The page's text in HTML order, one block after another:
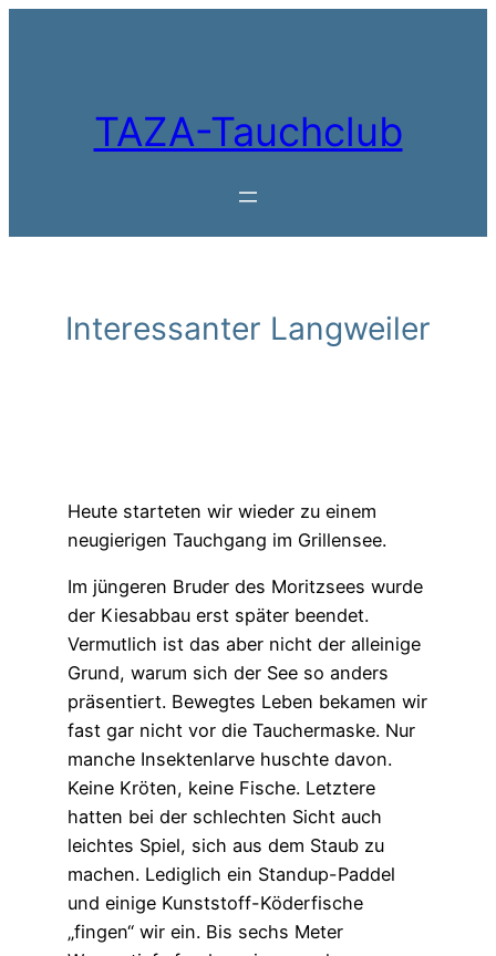
TAZA-Tauchclub
Interessanter Langweiler
Heute starteten wir wieder zu einem
neugierigen Tauchgang im Grillensee.
Im jüngeren Bruder des Moritzsees wurde
der Kiesabbau erst später beendet.
Vermutlich ist das aber nicht der alleinige
Grund, warum sich der See so anders
präsentiert. Bewegtes Leben bekamen wir
fast gar nicht vor die Tauchermaske. Nur
manche Insektenlarve huschte davon.
Keine Kröten, keine Fische. Letztere
hatten bei der schlechten Sicht auch
leichtes Spiel, sich aus dem Staub zu
machen. Lediglich ein Standup-Paddel
und einige Kunststoff-Köderfische
„fingen“ wir ein. Bis sechs Meter